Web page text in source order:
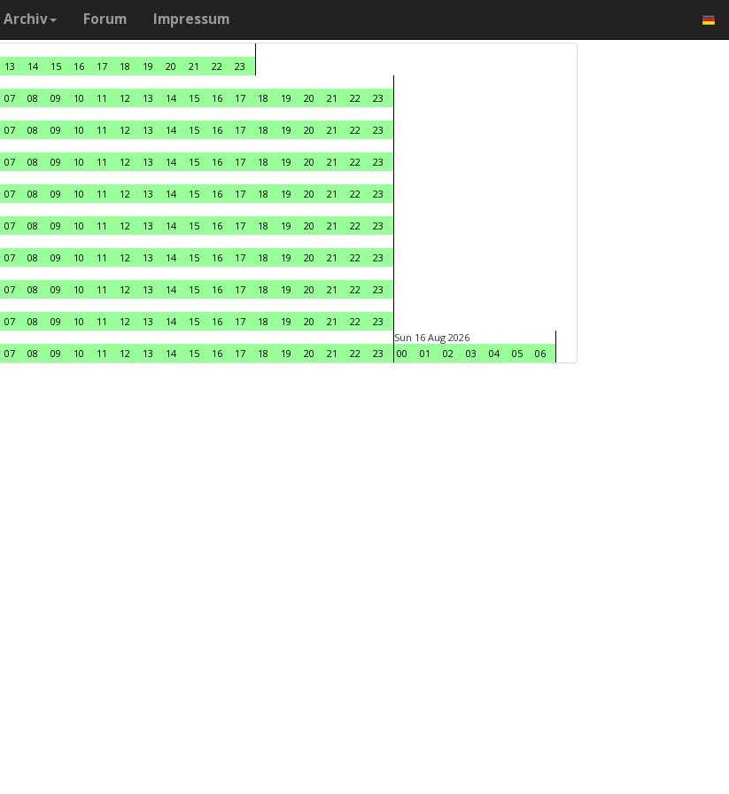
Archiv Forum Impressum
13 14 15 16 17 18 19 20 21 22
23
07 08 09 10 11 12 13 14 15 16 17 18 19 20 21 22
23
07 08 09 10 11 12 13 14 15 16 17 18 19 20 21 22
23
07 08 09 10 11 12 13 14 15 16 17 18 19 20 21 22
23
07 08 09 10 11 12 13 14 15 16 17 18 19 20 21 22
23
07 08 09 10 11 12 13 14 15 16 17 18 19 20 21 22
23
07 08 09 10 11 12 13 14 15 16 17 18 19 20 21 22
23
07 08 09 10 11 12 13 14 15 16 17 18 19 20 21 22
23
07 08 09 10 11 12 13 14 15 16 17 18 19 20 21 22
23
07 08 09 10 11 12 13 14 15 16 17 18 19 20 21 22 23
Sun 16 Aug 2026
00
01 02 03 04 05 06